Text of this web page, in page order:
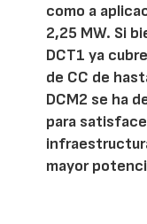
como a
2,25 MW. Si
DCT1 ya
de CC de
DCM2 se ha
para
mayor